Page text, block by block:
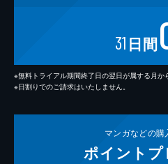
31 日間
※無料トライアル期間終了日の翌日が属する月か
※日割りでのご請求はいたしません。
マンガなどの購
ポイント プ